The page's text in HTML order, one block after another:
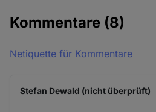
Kommentare (8)
Netiquette für Kommentare
Stefan Dewald (nicht überprüft)